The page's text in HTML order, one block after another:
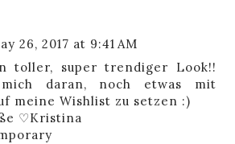
26, 2017 at 9:41 AM
toller, super trendiger Look!!
daran, noch etwas mit
meine Wishlist zu setzen :)
♡Kristina